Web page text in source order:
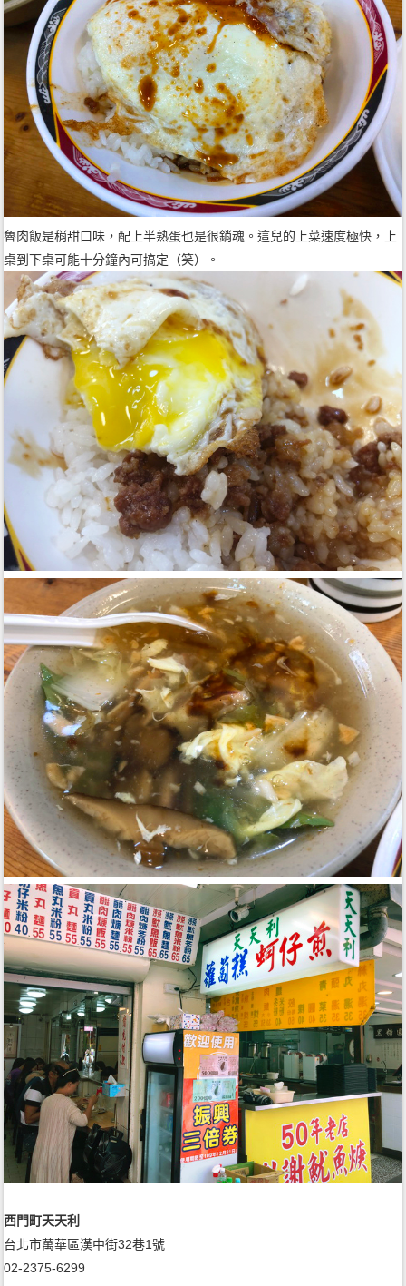
魯肉飯是稍甜口味，配上半熟蛋也是很銷魂。這兒的上菜速度極快，上
桌到下桌可能十分鐘內可搞定（笑）。
西門町天天利
台北市萬華區漢中街32巷1號
02-2375-6299